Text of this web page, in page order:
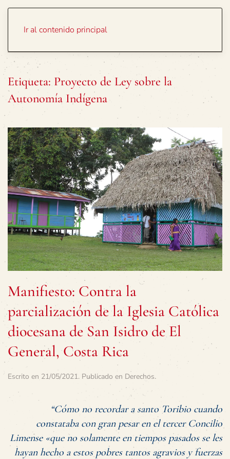
Ir al contenido principal
Etiqueta: Proyecto de Ley sobre la
Autonomía Indígena
Manifiesto: Contra la
parcialización de la Iglesia Católica
diocesana de San Isidro de El
General, Costa Rica
Escrito en 21/05/2021. Publicado en Derechos.
“Cómo no recordar a santo Toribio cuando
constataba con gran pesar en el tercer Concilio
Limense «que no solamente en tiempos pasados se les
hayan hecho a estos pobres tantos agravios y fuerzas